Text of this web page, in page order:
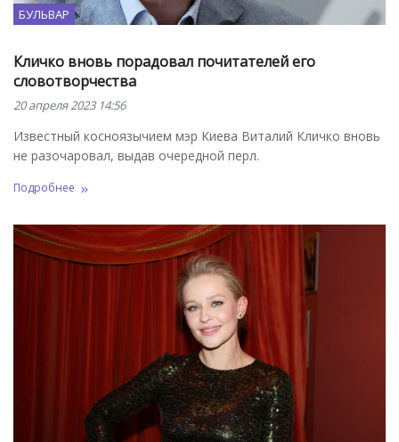
БУЛЬВАР
Кличко вновь порадовал почитателей его
словотворчества
20 апреля 2023 14:56
Известный косноязычием мэр Киева Виталий Кличко вновь
не разочаровал, выдав очередной перл.
Подробнее